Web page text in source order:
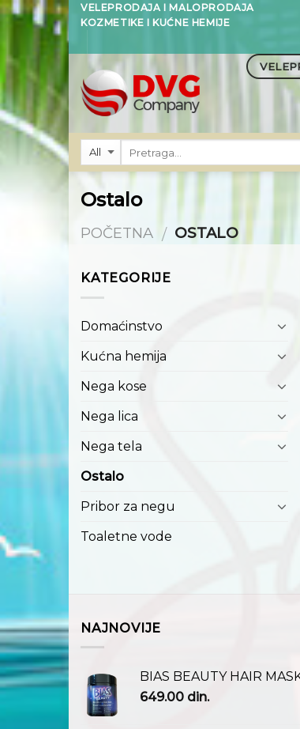
Skip
to
VELEPRODAJA I MALOPRODAJA
KOZMETIKE I KUĆNE HEMIJE
Ostalo
POČETNA / OSTALO
KATEGORIJE
Domaćinstvo
Kućna hemija
Nega kose
Nega lica
Nega tela
Ostalo
Pribor za negu
Toaletne vode
NAJNOVIJE
BIAS BEAUTY HAIR
649.00 din.